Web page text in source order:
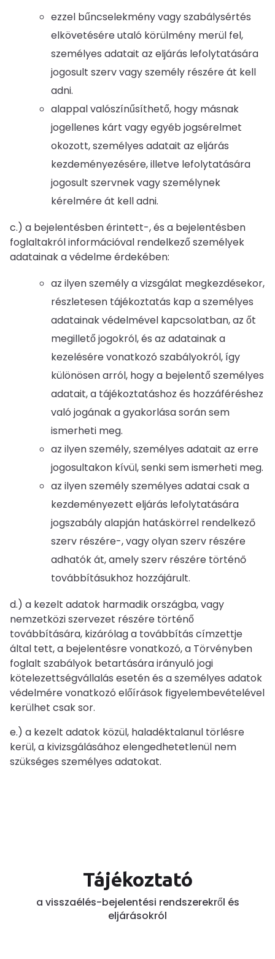
ezzel bűncselekmény vagy szabálysértés
elkövetésére utaló körülmény merül fel,
személyes adatait az eljárás lefolytatására
jogosult szerv vagy személy részére át kell
adni.
alappal valószínűsíthető, hogy másnak
jogellenes kárt vagy egyéb jogsérelmet
okozott, személyes adatait az eljárás
kezdeményezésére, illetve lefolytatására
jogosult szervnek vagy személynek
kérelmére át kell adni.
c.) a bejelentésben érintett-, és a bejelentésben
foglaltakról információval rendelkező személyek
adatainak a védelme érdekében:
az ilyen személy a vizsgálat megkezdésekor,
részletesen tájékoztatás kap a személyes
adatainak védelmével kapcsolatban, az őt
megillető jogokról, és az adatainak a
kezelésére vonatkozó szabályokról, így
különösen arról, hogy a bejelentő személyes
adatait, a tájékoztatáshoz és hozzáféréshez
való jogának a gyakorlása során sem
ismerheti meg.
az ilyen személy, személyes adatait az erre
jogosultakon kívül, senki sem ismerheti meg.
az ilyen személy személyes adatai csak a
kezdeményezett eljárás lefolytatására
jogszabály alapján hatáskörrel rendelkező
szerv részére-, vagy olyan szerv részére
adhatók át, amely szerv részére történő
továbbításukhoz hozzájárult.
d.) a kezelt adatok harmadik országba, vagy
nemzetközi szervezet részére történő
továbbítására, kizárólag a továbbítás címzettje
által tett, a bejelentésre vonatkozó, a Törvényben
foglalt szabályok betartására irányuló jogi
kötelezettségvállalás esetén és a személyes adatok
védelmére vonatkozó előírások figyelembevételével
kerülhet csak sor.
e.) a kezelt adatok közül, haladéktalanul törlésre
kerül, a kivizsgálásához elengedhetetlenül nem
szükséges személyes adatokat.
Tájékoztató
a visszaélés-bejelentési rendszerekről és
eljárásokról